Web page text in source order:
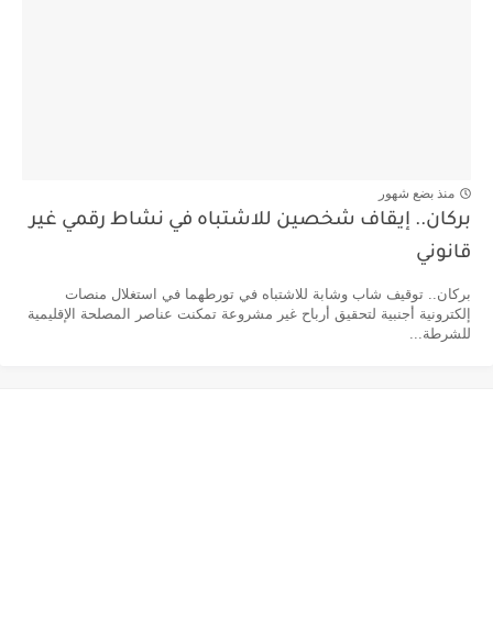
منذ بضع شهور
بركان.. إيقاف شخصين للاشتباه في نشاط رقمي غير
قانوني
بركان.. توقيف شاب وشابة للاشتباه في تورطهما في استغلال منصات
إلكترونية أجنبية لتحقيق أرباح غير مشروعة تمكنت عناصر المصلحة الإقليمية
للشرطة...